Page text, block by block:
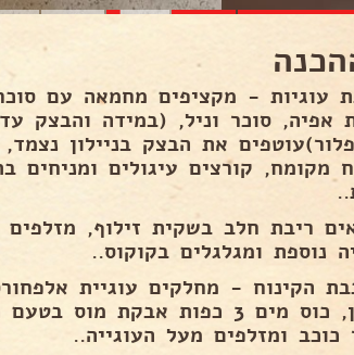
עוגיות - מקציפים מחמאה עם
אפיה, סוכר וניל, (במידה והבצק
את הבצק בניילון
ריבת חלב בשקית זילוף, מזלפים
נוספת ומגלגלים בקוקוס..
גלידן, כוס מים 3 כפות אבקת
כוכב ומזלפים מעל העוגייה..